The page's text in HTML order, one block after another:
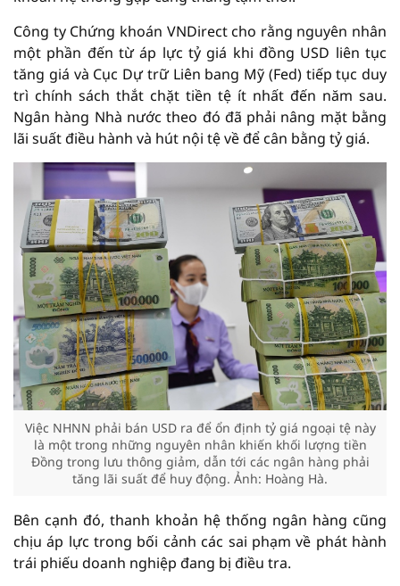
Công ty Chứng khoán VNDirect cho rằng nguyên nhân
một phần đến từ áp lực tỷ giá khi đồng USD liên tục
tăng giá và Cục Dự trữ Liên bang Mỹ (Fed) tiếp tục duy
trì chính sách thắt chặt tiền tệ ít nhất đến năm sau.
Ngân hàng Nhà nước theo đó đã phải nâng mặt bằng
lãi suất điều hành và hút nội tệ về để cân bằng tỷ giá.
Việc NHNN phải bán USD ra để ổn định tỷ giá ngoại tệ này
là một trong những nguyên nhân khiến khối lượng tiền
Đồng trong lưu thông giảm, dẫn tới các ngân hàng phải
tăng lãi suất để huy động. Ảnh: Hoàng Hà.
Bên cạnh đó, thanh khoản hệ thống ngân hàng cũng
chịu áp lực trong bối cảnh các sai phạm về phát hành
trái phiếu doanh nghiệp đang bị điều tra.